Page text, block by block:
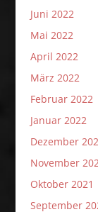
Juni 2022
Mai 2022
April 2022
März 2022
Februar 2022
Januar 2022
Dezember
November
Oktober 2021
September